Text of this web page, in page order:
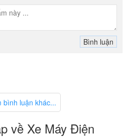
bình luận khác...
về Xe Máy Điện